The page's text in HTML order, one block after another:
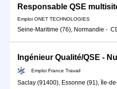
Responsable QSE
Emploi ONET TECHNOLOGIES
Seine-Maritime (76), Normandie -
Ingénieur Qualité/QSE -
Emploi France Travail
Saclay (91400), Essonne (91), Île-